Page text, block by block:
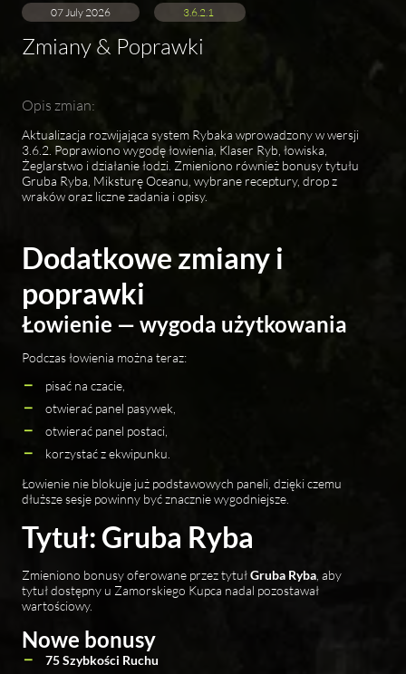
07 July 2026 3.6.2.1
Zmiany & Poprawki
Opis zmian:
Aktualizacja rozwijająca system Rybaka wprowadzony w wersji
3.6.2. Poprawiono wygodę łowienia, Klaser Ryb, łowiska,
Żeglarstwo i działanie łodzi. Zmieniono również bonusy tytułu
Gruba Ryba, Miksturę Oceanu, wybrane receptury, drop z
wraków oraz liczne zadania i opisy.
Dodatkowe zmiany i
poprawki
Łowienie — wygoda użytkowania
Podczas łowienia można teraz:
pisać na czacie,
otwierać panel pasywek,
otwierać panel postaci,
korzystać z ekwipunku.
Łowienie nie blokuje już podstawowych paneli, dzięki czemu
dłuższe sesje powinny być znacznie wygodniejsze.
Tytuł: Gruba Ryba
Zmieniono bonusy oferowane przez tytułGruba Ryba , aby
tytuł dostępny u Zamorskiego Kupca nadal pozostawał
wartościowy.
Nowe bonusy
75 Szybkości Ruchu